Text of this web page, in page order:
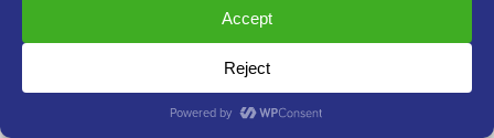
eftersom den låter dig skydda och visa innehåll precis
som du vill ha det.
Utöver det gör verktyget det enkelt att ställa in både